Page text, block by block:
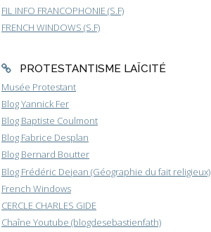
FIL INFO FRANCOPHONIE (S.F)
FRENCH WINDOWS (S.F)
PROTESTANTISME LAÏCITÉ
Musée Protestant
Blog Yannick Fer
Blog Baptiste Coulmont
Blog Fabrice Desplan
Blog Bernard Boutter
Blog Frédéric Dejean (Géographie du fait religieux)
French Windows
CERCLE CHARLES GIDE
Chaîne Youtube (blogdesebastienfath)